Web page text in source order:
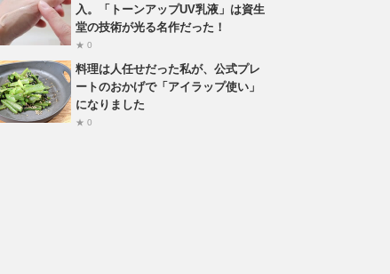
入。「トーンアップUV乳液」は資生
堂の技術が光る名作だった！
★ 0
料理は人任せだった私が、公式プレ
ートのおかげで「アイラップ使い」
になりました
★ 0